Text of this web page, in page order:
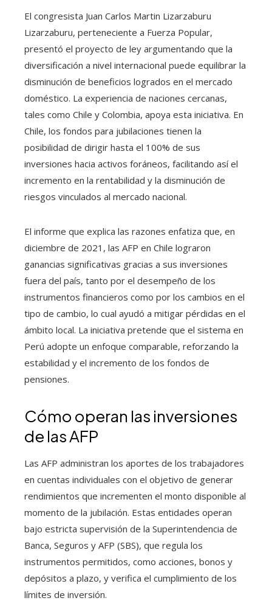
El congresista Juan Carlos Martin Lizarzaburu
Lizarzaburu, perteneciente a Fuerza Popular,
presentó el proyecto de ley argumentando que la
diversificación a nivel internacional puede equilibrar la
disminución de beneficios logrados en el mercado
doméstico. La experiencia de naciones cercanas,
tales como Chile y Colombia, apoya esta iniciativa. En
Chile, los fondos para jubilaciones tienen la
posibilidad de dirigir hasta el 100% de sus
inversiones hacia activos foráneos, facilitando así el
incremento en la rentabilidad y la disminución de
riesgos vinculados al mercado nacional.
El informe que explica las razones enfatiza que, en
diciembre de 2021, las AFP en Chile lograron
ganancias significativas gracias a sus inversiones
fuera del país, tanto por el desempeño de los
instrumentos financieros como por los cambios en el
tipo de cambio, lo cual ayudó a mitigar pérdidas en el
ámbito local. La iniciativa pretende que el sistema en
Perú adopte un enfoque comparable, reforzando la
estabilidad y el incremento de los fondos de
pensiones.
Cómo operan las inversiones
de las AFP
Las AFP administran los aportes de los trabajadores
en cuentas individuales con el objetivo de generar
rendimientos que incrementen el monto disponible al
momento de la jubilación. Estas entidades operan
bajo estricta supervisión de la Superintendencia de
Banca, Seguros y AFP (SBS), que regula los
instrumentos permitidos, como acciones, bonos y
depósitos a plazo, y verifica el cumplimiento de los
límites de inversión.